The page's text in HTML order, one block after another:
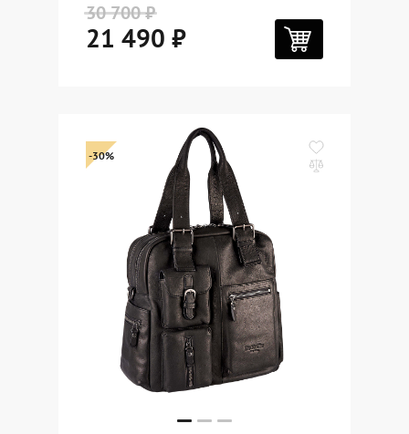
30 700 ₽
21 490 ₽
-30%